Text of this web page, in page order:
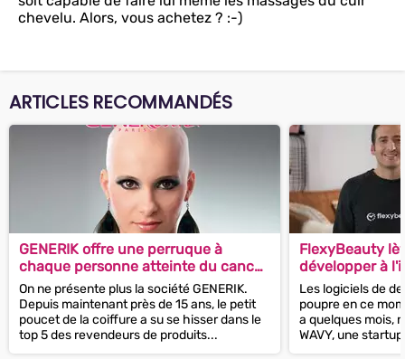
chevelu. Alors, vous achetez ? :-)
ARTICLES RECOMMANDÉS
GENERIK offre une perruque à
chaque personne atteinte du cancer
qui en fait la demande !
On ne présente plus la société GENERIK.
Depuis maintenant près de 15 ans, le petit
poucet de la coiffure a su se hisser dans le
top 5 des revendeurs de produits...
FlexyBeauty
développer à
Les logiciels de
poupre en ce
a quelques mois,
WAVY, une
levait 2...